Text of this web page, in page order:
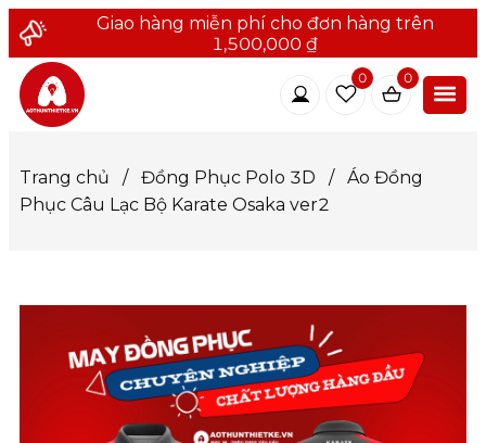
Giao hàng miễn phí cho đơn hàng trên
1,500,000 ₫
0 0
Trang chủ / Đồng Phục Polo 3D /
Áo Đồng
Phục Câu Lạc Bộ Karate Osaka ver2